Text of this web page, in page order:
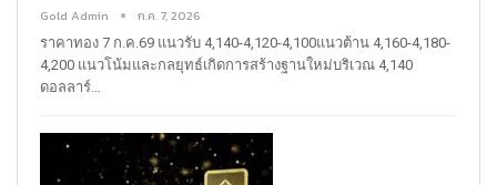
Gold Admin ก.ค. 7, 2026
ราคาทอง 7 ก.ค.69 แนวรับ 4,140-4,120-4,100แนวต้าน 4,160-4,180-
4,200 แนวโน้มและกลยุทธ์เกิดการสร้างฐานใหม่บริเวณ 4,140
ดอลลาร์